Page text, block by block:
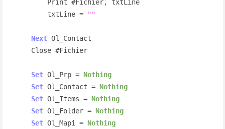
        txtLine =
""
Next Ol_Contact
Set Ol_Prp = Nothing
Set Ol_Contact = Nothing
Set Ol_Items = Nothing
Set Ol_Folder = Nothing
Set Ol_Mapi = Nothing